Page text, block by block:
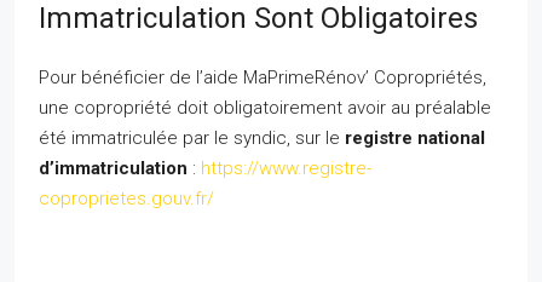
Immatriculation Sont Obligatoires
Pour bénéficier de l’aide MaPrimeRénov’ Copropriétés,
une copropriété doit obligatoirement avoir au préalable
été immatriculée par le syndic, sur le registre national
d’immatriculation : https://www.registre-
coproprietes.gouv.fr/